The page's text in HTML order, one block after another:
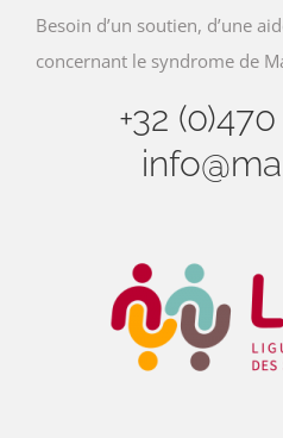
Besoin d’un soutien, d’une
concernant le syndrome de
+32